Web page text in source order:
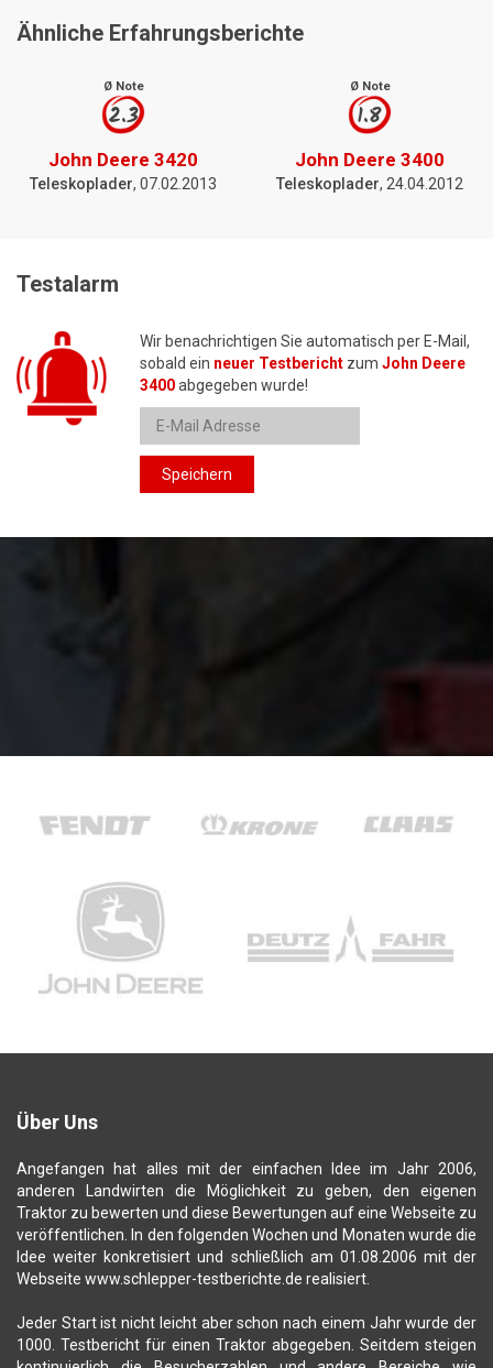
Ähnliche Erfahrungsberichte
Ø Note
2.3
John Deere 3420
Teleskoplader, 07.02.2013
Ø Note
1.8
John Deere 3400
Teleskoplader, 24.04.2012
Testalarm
Wir benachrichtigen Sie automatisch per E-Mail,
sobald ein neuer Testbericht zum John Deere
3400abgegeben wurde!
Speichern
Über Uns
Angefangen hat alles mit der einfachen Idee im Jahr 2006,
anderen Landwirten die Möglichkeit zu geben, den eigenen
Traktor zu bewerten und diese Bewertungen auf eine Webseite zu
veröffentlichen. In den folgenden Wochen und Monaten wurde die
Idee weiter konkretisiert und schließlich am 01.08.2006 mit der
Webseite www.schlepper-testberichte.de realisiert.
Jeder Start ist nicht leicht aber schon nach einem Jahr wurde der
1000. Testbericht für einen Traktor abgegeben. Seitdem steigen